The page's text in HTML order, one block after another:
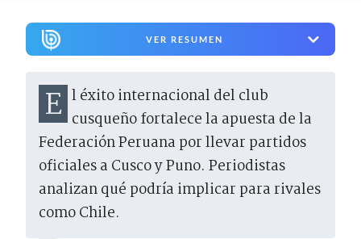
VER RESUMEN
El éxito internacional del club cusqueño fortalece la apuesta de la
Federación Peruana por llevar partidos
oficiales a Cusco y Puno. Periodistas
analizan qué podría implicar para rivales
como Chile.